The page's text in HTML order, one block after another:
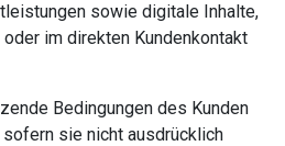
sowie digitale Inhalte,
im direkten Kundenkontakt
Bedingungen des Kunden
sie nicht ausdrücklich